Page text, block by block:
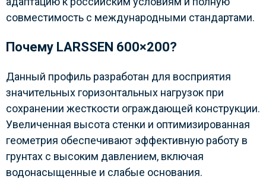
совместимость с международными стандартами.
Почему LARSSEN 600×200?
Данный профиль разработан для восприятия
значительных горизонтальных нагрузок при
сохранении жесткости ограждающей конструкции.
Увеличенная высота стенки и оптимизированная
геометрия обеспечивают эффективную работу в
грунтах с высоким давлением, включая
водонасыщенные и слабые основания.